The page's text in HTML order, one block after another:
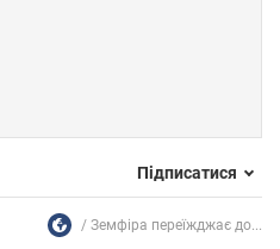
Підписатися
Земфіра переїжджає до...